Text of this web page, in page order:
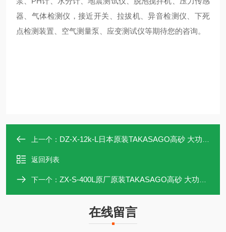
器、气体检测仪，接近开关、拉拔机、异音检测仪、下死
点检测装置、空气测量泵、应变测试仪等期待您的咨询。
上一个： DZ-X-12k-L日本原装TAKASAGO高砂 大功率直流电源
返回列表
下一个： ZX-S-400L原厂原装TAKASAGO高砂 大功率直流电源
在线留言